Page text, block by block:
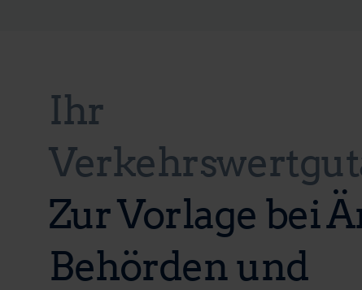
Ihr
Zur Vorlage bei
Behörden und